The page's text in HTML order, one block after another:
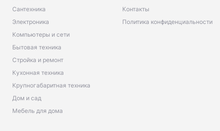
Сантехника
Электроника
Компьютеры и сети
Бытовая техника
Стройка и ремонт
Кухонная техника
Крупногабаритная техника
Дом и сад
Мебель для дома
Контакты
Политика конфиденциальности